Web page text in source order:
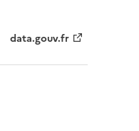
data.gouv.fr